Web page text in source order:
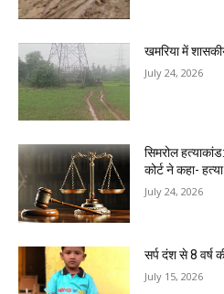
खमरिया में
July 24, 2026
सिमरोल
कोर्ट ने कहा-
July 24, 2026
सर्प दंश से 8 वर्ष
July 15, 2026